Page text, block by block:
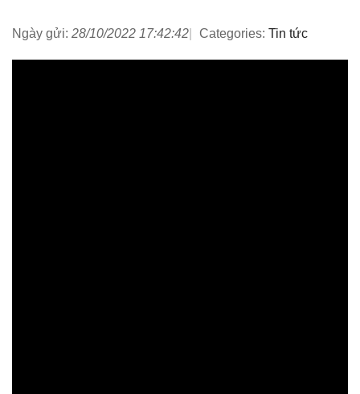
Ngày gửi: 28/10/2022 17:42:42 Categories: Tin tức